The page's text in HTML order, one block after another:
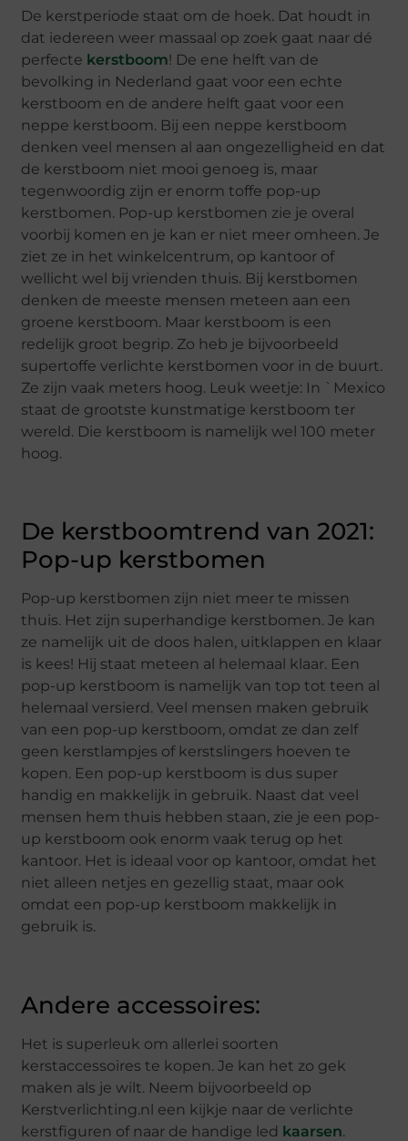
De kerstperiode staat om de hoek. Dat houdt in
dat iedereen weer massaal op zoek gaat naar dé
perfecte kerstboom! De ene helft van de
bevolking in Nederland gaat voor een echte
kerstboom en de andere helft gaat voor een
neppe kerstboom. Bij een neppe kerstboom
denken veel mensen al aan ongezelligheid en dat
de kerstboom niet mooi genoeg is, maar
tegenwoordig zijn er enorm toffe pop-up
kerstbomen. Pop-up kerstbomen zie je overal
voorbij komen en je kan er niet meer omheen. Je
ziet ze in het winkelcentrum, op kantoor of
wellicht wel bij vrienden thuis. Bij kerstbomen
denken de meeste mensen meteen aan een
groene kerstboom. Maar kerstboom is een
redelijk groot begrip. Zo heb je bijvoorbeeld
supertoffe verlichte kerstbomen voor in de buurt.
Ze zijn vaak meters hoog. Leuk weetje: In `Mexico
staat de grootste kunstmatige kerstboom ter
wereld. Die kerstboom is namelijk wel 100 meter
hoog.
De kerstboomtrend van 2021:
Pop-up kerstbomen
Pop-up kerstbomen zijn niet meer te missen
thuis. Het zijn superhandige kerstbomen. Je kan
ze namelijk uit de doos halen, uitklappen en klaar
is kees! Hij staat meteen al helemaal klaar. Een
pop-up kerstboom is namelijk van top tot teen al
helemaal versierd. Veel mensen maken gebruik
van een pop-up kerstboom, omdat ze dan zelf
geen kerstlampjes of kerstslingers hoeven te
kopen. Een pop-up kerstboom is dus super
handig en makkelijk in gebruik. Naast dat veel
mensen hem thuis hebben staan, zie je een pop-
up kerstboom ook enorm vaak terug op het
kantoor. Het is ideaal voor op kantoor, omdat het
niet alleen netjes en gezellig staat, maar ook
omdat een pop-up kerstboom makkelijk in
gebruik is.
Andere accessoires:
Het is superleuk om allerlei soorten
kerstaccessoires te kopen. Je kan het zo gek
maken als je wilt. Neem bijvoorbeeld op
Kerstverlichting.nl een kijkje naar de verlichte
kerstfiguren of naar de handige led kaarsen.